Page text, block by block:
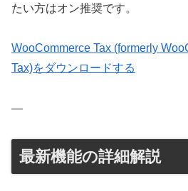
たい方はオン推奨です。
WooCommerce Tax (formerly
Tax)をダウンロードする
—
最新機能の詳細解説